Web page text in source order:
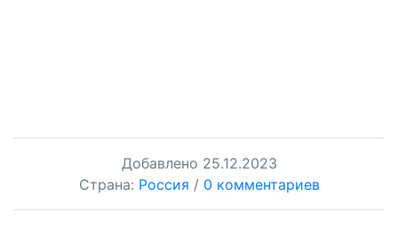
Добавлено 25.12.2023
Страна: Россия / 0 комментариев